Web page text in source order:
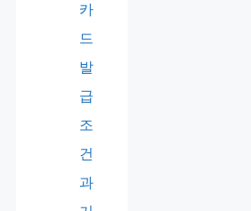
카
드
발
급
조
건
과